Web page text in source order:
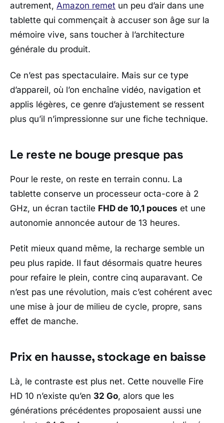
autrement, Amazon remet un peu d’air dans une
tablette qui commençait à accuser son âge sur la
mémoire vive, sans toucher à l’architecture
générale du produit.
Ce n’est pas spectaculaire. Mais sur ce type
d’appareil, où l’on enchaîne vidéo, navigation et
applis légères, ce genre d’ajustement se ressent
plus qu’il n’impressionne sur une fiche technique.
Le reste ne bouge presque pas
Pour le reste, on reste en terrain connu. La
tablette conserve un processeur octa-core à 2
GHz, un écran tactile FHD de 10,1 pouces et une
autonomie annoncée autour de 13 heures.
Petit mieux quand même, la recharge semble un
peu plus rapide. Il faut désormais quatre heures
pour refaire le plein, contre cinq auparavant. Ce
n’est pas une révolution, mais c’est cohérent avec
une mise à jour de milieu de cycle, propre, sans
effet de manche.
Prix en hausse, stockage en baisse
Là, le contraste est plus net. Cette nouvelle Fire
HD 10 n’existe qu’en 32 Go, alors que les
générations précédentes proposaient aussi une